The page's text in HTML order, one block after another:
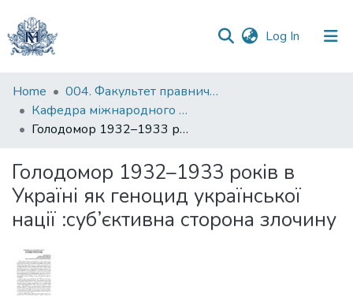
Log In (current)
Communities
&
Collections
Statistics
Home
004. Факультет правничих наук
Кафедра міжнародного та європейського права
Голодомор 1932–1933 років в Україні як геноцид української нації :суб’єктивна сторона злочину
Голодомор 1932–1933 років в
Україні як геноцид української
нації :суб’єктивна сторона злочину